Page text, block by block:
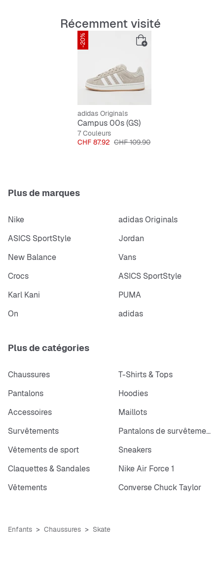
Récemment visité
-20%
adidas Originals
Campus 00s (GS)
7 Couleurs
Prix
CHF 87.92 Prix original
CHF 109.90
Plus de marques
Nike
adidas Originals
ASICS SportStyle
Jordan
New Balance
Vans
Crocs
ASICS SportStyle
Karl Kani
PUMA
On
adidas
Plus de catégories
Chaussures
T-Shirts & Tops
Pantalons
Hoodies
Accessoires
Maillots
Survêtements
Pantalons de survêtements
Vêtements de sport
Sneakers
Claquettes & Sandales
Nike Air Force 1
Vêtements
Converse Chuck Taylor
Enfants Chaussures Skate